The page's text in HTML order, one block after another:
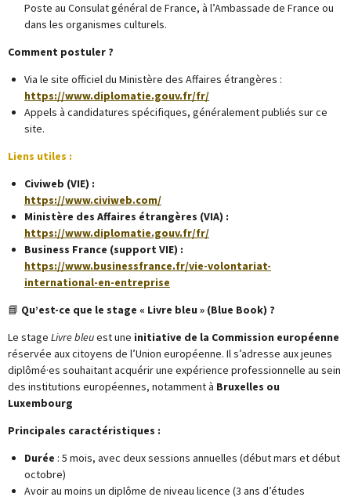
Poste au Consulat général de France, à l’Ambassade de France ou
dans les organismes culturels.
Comment postuler ?
Via le site officiel du Ministère des Affaires étrangères :
https://www.diplomatie.gouv.fr/fr/
Appels à candidatures spécifiques, généralement publiés sur ce
site.
Liens utiles :
Civiweb (VIE) :
https://www.civiweb.com/
Ministère des Affaires étrangères (VIA) :
https://www.diplomatie.gouv.fr/fr/
Business France (support VIE) :
https://www.businessfrance.fr/vie-volontariat-
international-en-entreprise
📘 Qu’est-ce que le stage « Livre bleu » (Blue Book) ?
Le stage Livre bleuest une initiative de la Commission européenne
réservée aux citoyens de l’Union européenne. Il s’adresse aux jeunes
diplômé·es souhaitant acquérir une expérience professionnelle au sein
des institutions européennes, notamment à Bruxelles ou
Luxembourg
Principales caractéristiques :
Durée : 5 mois, avec deux sessions annuelles (début mars et début
octobre)
Avoir au moins un diplôme de niveau licence (3 ans d’études